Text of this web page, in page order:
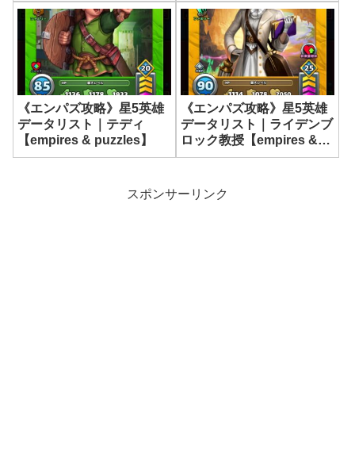
《エンパズ攻略》星5英雄
データリスト｜テディ
【empires & puzzles】
《エンパズ攻略》星5英雄
データリスト｜ライデンブ
ロック教授【empires &
puzzles】
スポンサーリンク